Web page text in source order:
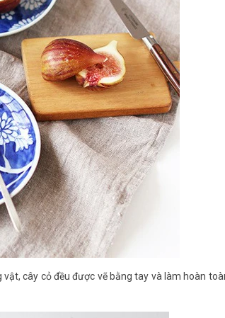
cây cỏ đều được vẽ bằng tay và làm hoàn